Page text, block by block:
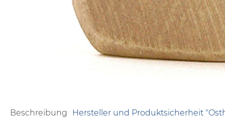
Beschreibung Hersteller und Produktsicherheit